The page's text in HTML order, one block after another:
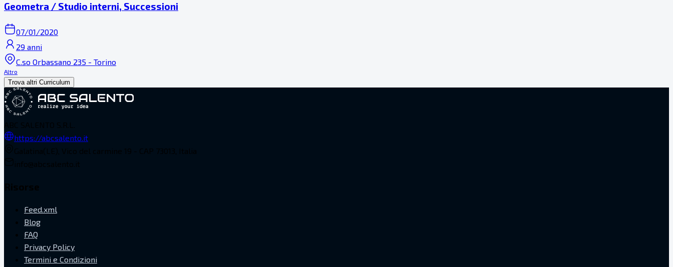
Geometra / Studio interni, Successioni
07/01/2020
29 anni
C.so Orbassano 235 - Torino
Altro
Trova altri Curriculum
https://abcsalento.it
Feed.xml
Blog
FAQ
Privacy Policy
Termini e Condizioni